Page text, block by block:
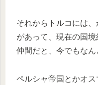
それからトルコには
があって、現在の国
仲間だと、今でもなん
ペルシャ帝国とかオ